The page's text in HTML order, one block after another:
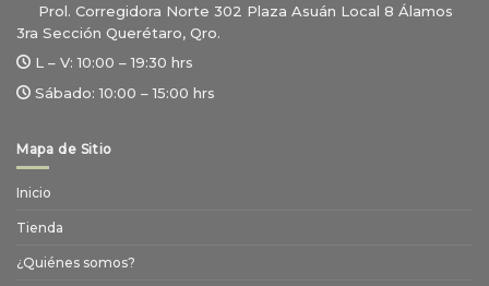
Prol. Corregidora Norte 302 Plaza Asuán Local 8 Álamos
3ra Sección Querétaro, Qro.
L – V: 10:00 – 19:30 hrs
Sábado: 10:00 – 15:00 hrs
Mapa de Sitio
Inicio
Tienda
¿Quiénes somos?